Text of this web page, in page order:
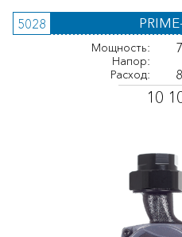
5028
Мощность:
Напор:
Расход:
10